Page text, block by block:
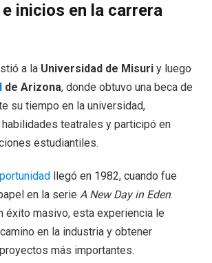
inicios en la carrera
a la Universidad de Misuri y luego
de Arizona, donde obtuvo una beca de
su tiempo en la universidad,
teatrales y participó en
estudiantiles.
llegó en 1982, cuando fue
en la serie A New Day in Eden.
éxito masivo, esta experiencia le
en la industria y obtener
más importantes.